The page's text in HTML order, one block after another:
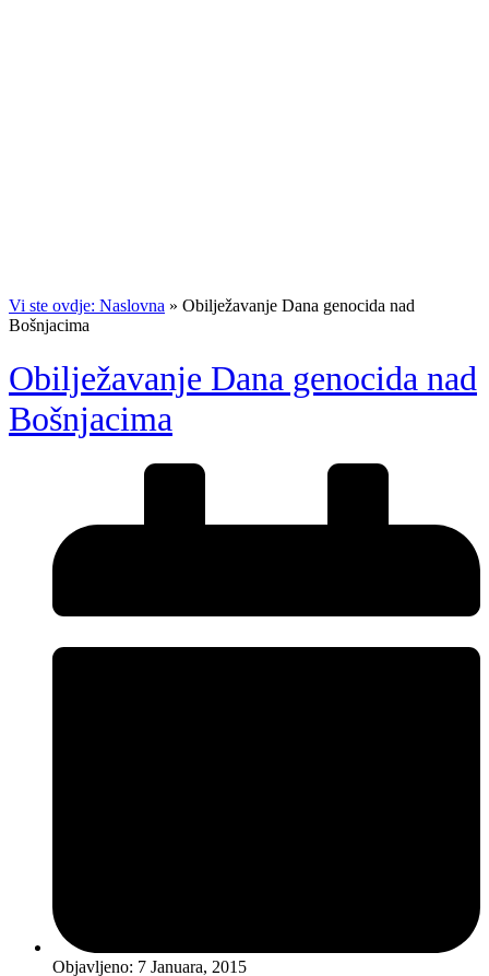
Vi ste ovdje: Naslovna » Obilježavanje Dana genocida nad
Bošnjacima
Obilježavanje Dana genocida nad
Bošnjacima
Objavljeno: 7 Januara, 2015